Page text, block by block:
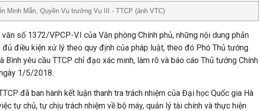
Minh Mẫn, Quyền Vụ trưởng Vụ III - TTCP (ảnh VTC)
số 1372/VPCP-V.I của Văn phòng Chính phủ, những nội dung phản
đủ điều kiện xử lý theo quy định của pháp luật, theo đó Phó Thủ tướng
Bình yêu cầu TTCP chỉ đạo xác minh, làm rõ và báo cáo Thủ tướng Chính
1/5/2018.
đã ban hành kết luận thanh tra trách nhiệm của Đại học Quốc gia Hà
tự chủ, tự chịu trách nhiệm về bộ máy, quản lý tài chính và thực hiện